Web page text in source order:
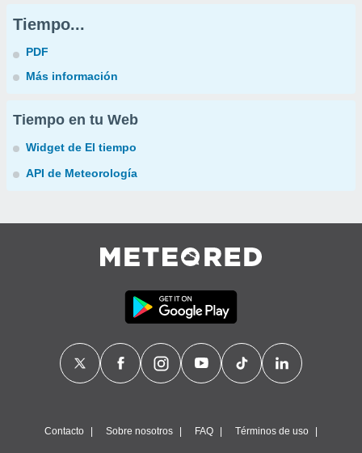
Tiempo...
PDF
Más información
Tiempo en tu Web
Widget de El tiempo
API de Meteorología
Contacto Sobre nosotros FAQ Términos de uso